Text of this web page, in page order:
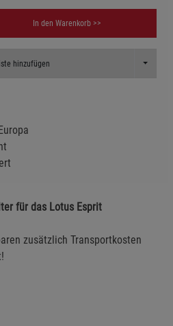
In den Warenkorb >>
hinzufügen Toggle
für das Lotus Esprit
zusätzlich Transportkosten